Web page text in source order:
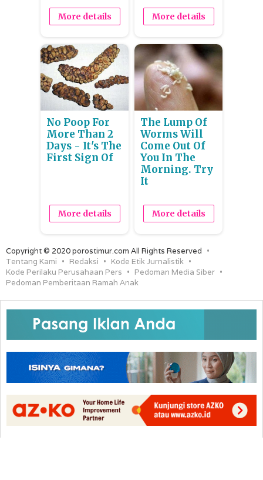
More details More details
No Poop For
More Than 2
Days - It's The
First Sign Of
More details
The Lump Of
Worms Will
Come Out Of
You In The
Morning. Try
It
More details
Copyright © 2020 porostimur.com All Rights Reserved
Tentang Kami
Redaksi
Kode Etik Jurnalistik
Kode Perilaku Perusahaan Pers
Pedoman Media Siber
Pedoman Pemberitaan Ramah Anak